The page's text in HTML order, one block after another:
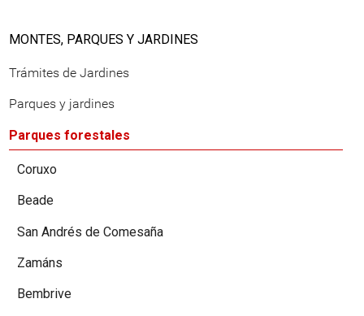
MONTES, PARQUES Y JARDINES
Trámites de Jardines
Parques y jardines
Parques forestales
Coruxo
Beade
San Andrés de Comesaña
Zamáns
Bembrive